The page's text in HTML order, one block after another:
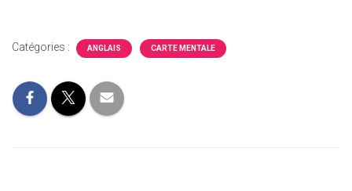
Catégories : ANGLAIS CARTE MENTALE